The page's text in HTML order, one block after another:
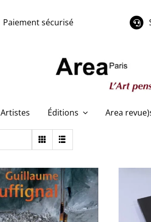
Paiement sécurisé
Artistes Éditions Area